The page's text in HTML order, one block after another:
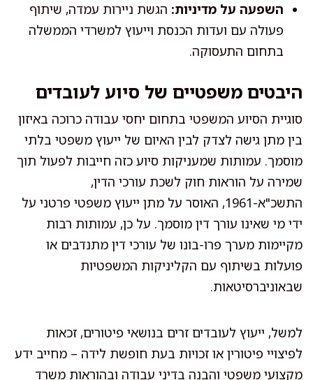
השפעה על מדיניות: הגשת ניירות עמדה, שיתוף
פעולה עם ועדות הכנסת וייעוץ למשרדי הממשלה
בתחום התעסוקה.
היבטים משפטיים של סיוע לעובדים
סוגיית הסיוע המשפטי בתחום יחסי עבודה כרוכה באיזון
בין מתן גישה לצדק לבין האיום של ייעוץ משפטי בלתי
מוסמך. עמותות שמעניקות סיוע כזה חייבות לפעול תוך
שמירה על הוראות חוק לשכת עורכי הדין,
התשכ"א-1961, האוסר על מתן ייעוץ משפטי פרטני על
ידי מי שאינו עורך דין מוסמך. על כן, עמותות רבות
מקיימות מערך פרו-בונו של עורכי דין מתנדבים או
פועלות בשיתוף עם הקליניקות המשפטיות
שבאוניברסיטאות.
למשל, ייעוץ לעובדים זרים בנושאי פיטורים, זכאות
לפיצויי פיטורין או זכויות בעת חופשת לידה – מחייב ידע
מקצועי משפטי והבנה בדיני עבודה ובהוראות משרד